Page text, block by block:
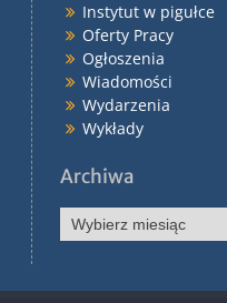
Instytut w pigułce
Oferty Pracy
Ogłoszenia
Wiadomości
Wydarzenia
Wykłady
Archiwa
Archiwa